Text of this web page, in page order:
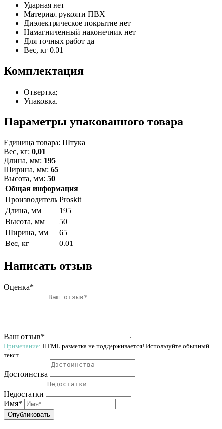
Ударная нет
Материал рукояти ПВХ
Диэлектрическое покрытие нет
Намагниченный наконечник нет
Для точных работ да
Вес, кг 0.01
Комплектация
Отвертка;
Упаковка.
Параметры упакованного товара
Единица товара: Штука
Вес, кг: 0,01
Длина, мм: 195
Ширина, мм: 65
Высота, мм: 50
Общая информация
Производитель Proskit
Длина, мм
195
Высота, мм
50
Ширина, мм
65
Вес, кг
0.01
Написать отзыв
Оценка*
Ваш отзыв*
Примечание: HTML разметка не поддерживается! Используйте обычный
текст.
Достоинства
Недостатки
Имя*
Опубликовать